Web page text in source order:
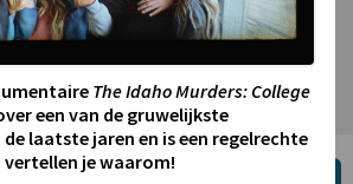
The Idaho Murders: College
een van de gruwelijkste
laatste jaren en is een regelrechte
je waarom!